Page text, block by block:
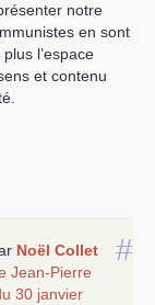
notre
en sont
l’espace
et contenu
#
Noël Collet
Jean-Pierre
30 janvier